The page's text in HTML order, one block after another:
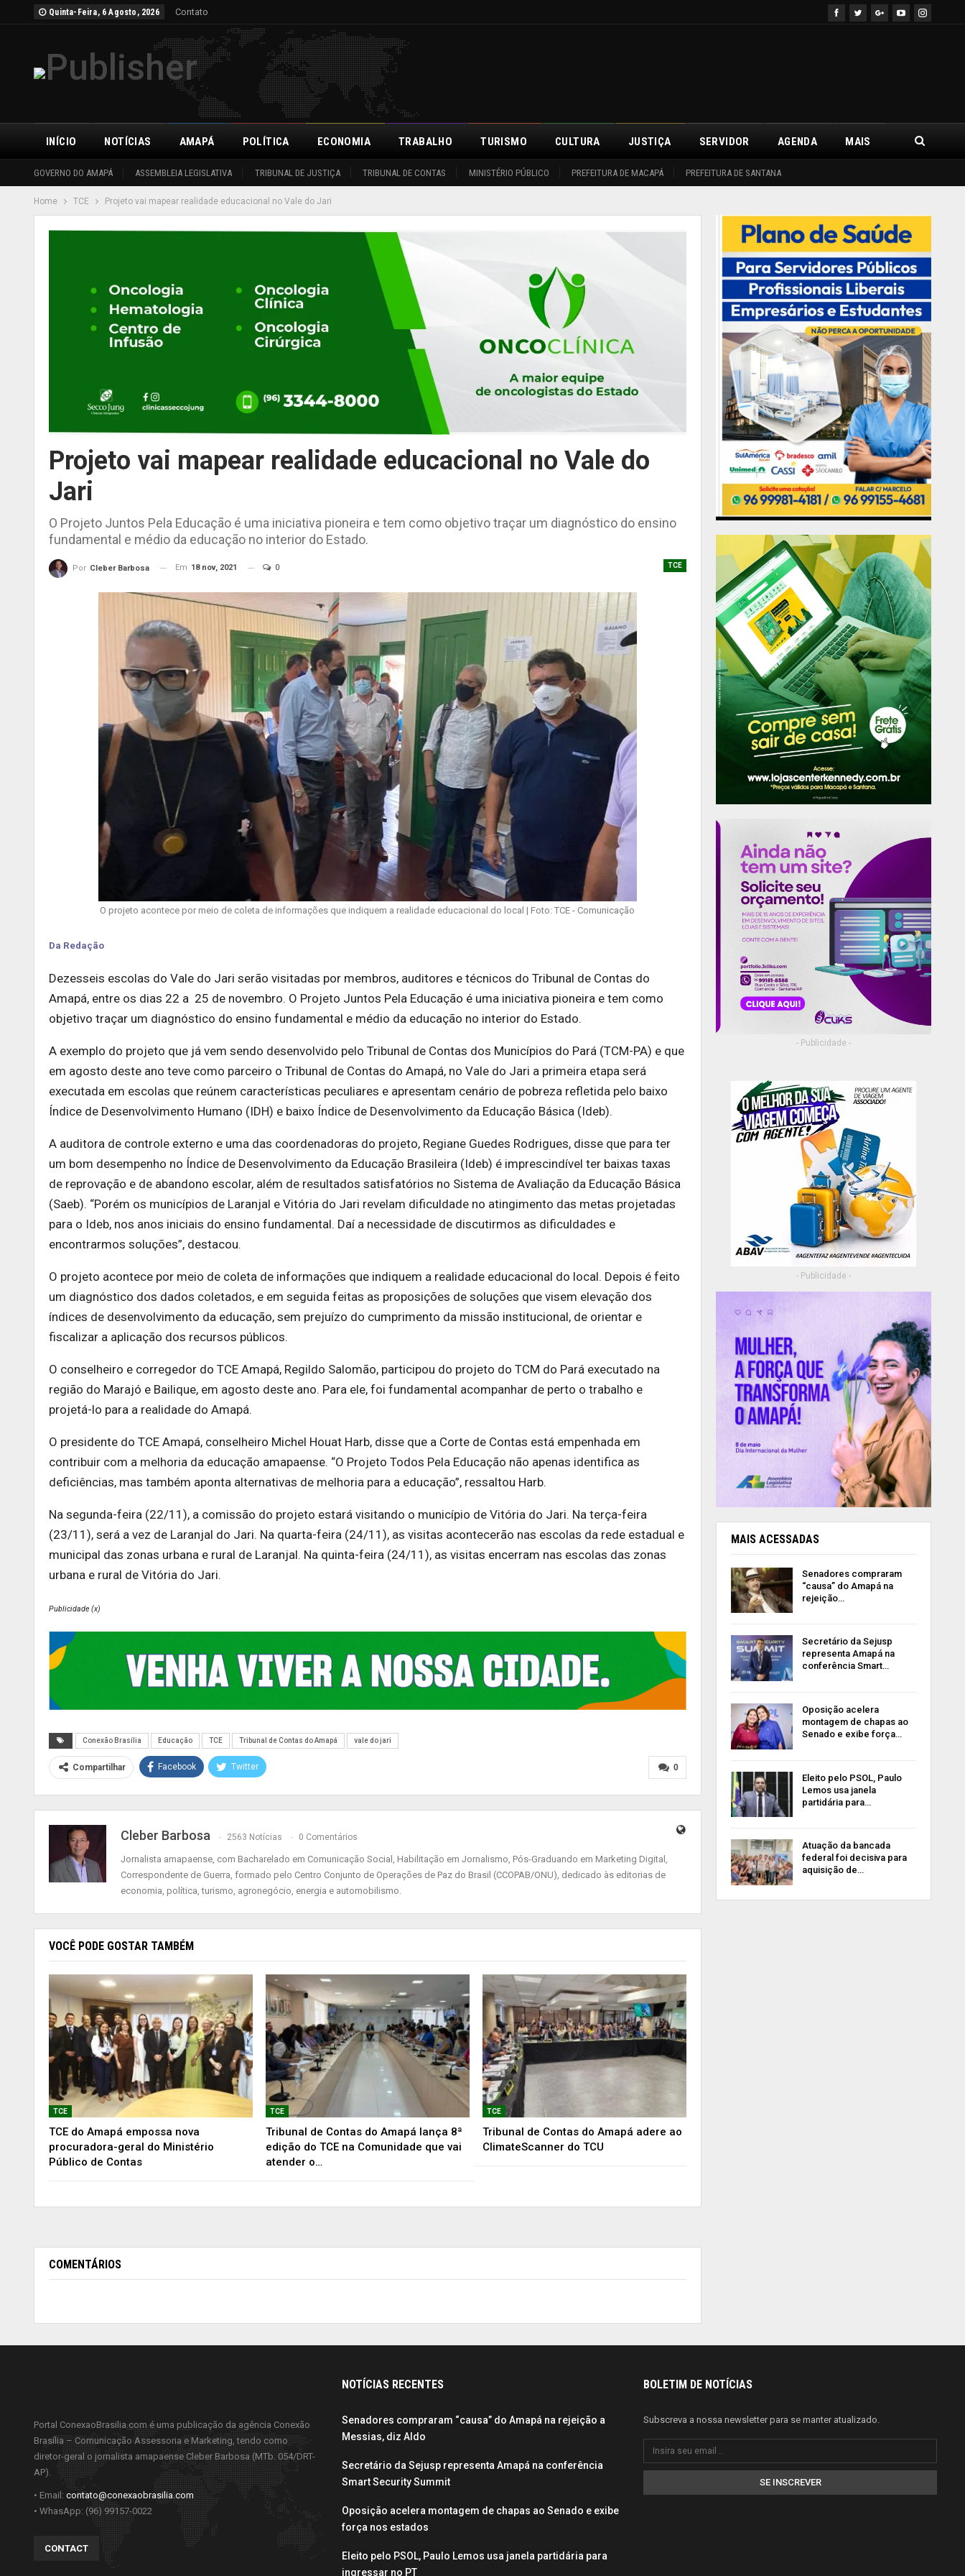
Quinta-Feira, 6 Agosto, 2026 Contato
INÍCIO
GOVERNO DO AMAPÁ ASSEMBLEIA LEGISLATIVA TRIBUNAL DE JUSTIÇA TRIBUNAL DE CONTAS MINISTÉRIO PÚBLICO PREFEITURA DE MACAPÁ PREFEITURA DE SANTANA
NOTÍCIAS AMAPÁ POLÍTICA ECONOMIA TRABALHO TURISMO CULTURA JUSTIÇA SERVIDOR AGENDA MAIS
Home TCE Projeto vai mapear realidade educacional no Vale do Jari
Projeto vai mapear realidade educacional no Vale do
Jari
O Projeto Juntos Pela Educação é uma iniciativa pioneira e tem como objetivo traçar um diagnóstico do ensino
fundamental e médio da educação no interior do Estado.
TCE
Por Cleber Barbosa Em 18 nov, 2021 0
O projeto acontece por meio de coleta de informações que indiquem a realidade educacional do local | Foto: TCE - Comunicação
Da Redação
Dezesseis escolas do Vale do Jari serão visitadas por membros, auditores e técnicos do Tribunal de Contas do
Amapá, entre os dias 22 a 25 de novembro. O Projeto Juntos Pela Educação é uma iniciativa pioneira e tem como
objetivo traçar um diagnóstico do ensino fundamental e médio da educação no interior do Estado.
A exemplo do projeto que já vem sendo desenvolvido pelo Tribunal de Contas dos Municípios do Pará (TCM-PA) e que
em agosto deste ano teve como parceiro o Tribunal de Contas do Amapá, no Vale do Jari a primeira etapa será
executada em escolas que reúnem características peculiares e apresentam cenário de pobreza refletida pelo baixo
Índice de Desenvolvimento Humano (IDH) e baixo Índice de Desenvolvimento da Educação Básica (Ideb).
A auditora de controle externo e uma das coordenadoras do projeto, Regiane Guedes Rodrigues, disse que para ter
um bom desempenho no Índice de Desenvolvimento da Educação Brasileira (Ideb) é imprescindível ter baixas taxas
de reprovação e de abandono escolar, além de resultados satisfatórios no Sistema de Avaliação da Educação Básica
(Saeb). “Porém os municípios de Laranjal e Vitória do Jari revelam dificuldade no atingimento das metas projetadas
para o Ideb, nos anos iniciais do ensino fundamental. Daí a necessidade de discutirmos as dificuldades e
encontrarmos soluções”, destacou.
O projeto acontece por meio de coleta de informações que indiquem a realidade educacional do local. Depois é feito
um diagnóstico dos dados coletados, e em seguida feitas as proposições de soluções que visem elevação dos
índices de desenvolvimento da educação, sem prejuízo do cumprimento da missão institucional, de orientar e
fiscalizar a aplicação dos recursos públicos.
O conselheiro e corregedor do TCE Amapá, Regildo Salomão, participou do projeto do TCM do Pará executado na
região do Marajó e Bailique, em agosto deste ano. Para ele, foi fundamental acompanhar de perto o trabalho e
projetá-lo para a realidade do Amapá.
O presidente do TCE Amapá, conselheiro Michel Houat Harb, disse que a Corte de Contas está empenhada em
contribuir com a melhoria da educação amapaense. “O Projeto Todos Pela Educação não apenas identifica as
deficiências, mas também aponta alternativas de melhoria para a educação”, ressaltou Harb.
Na segunda-feira (22/11), a comissão do projeto estará visitando o município de Vitória do Jari. Na terça-feira
(23/11), será a vez de Laranjal do Jari. Na quarta-feira (24/11), as visitas acontecerão nas escolas da rede estadual e
municipal das zonas urbana e rural de Laranjal. Na quinta-feira (24/11), as visitas encerram nas escolas das zonas
urbana e rural de Vitória do Jari.
Publicidade (x)
Conexão Brasília Educação TCE Tribunal de Contas do Amapá vale do jari
0
Compartilhar Facebook Twitter
Cleber Barbosa 2563 Notícias 0 Comentários
Jornalista amapaense, com Bacharelado em Comunicação Social, Habilitação em Jornalismo, Pós-Graduando em Marketing Digital,
Correspondente de Guerra, formado pelo Centro Conjunto de Operações de Paz do Brasil (CCOPAB/ONU), dedicado às editorias de
economia, política, turismo, agronegócio, energia e automobilismo.
VOCÊ PODE GOSTAR TAMBÉM
TCE
TCE do Amapá empossa nova
procuradora-geral do Ministério
Público de Contas
TCE
Tribunal de Contas do Amapá lança 8ª
edição do TCE na Comunidade que vai
atender o…
TCE
Tribunal de Contas do Amapá adere ao
ClimateScanner do TCU
COMENTÁRIOS
- Publicidade -
- Publicidade -
MAIS ACESSADAS
Senadores compraram
“causa” do Amapá na
rejeição…
Secretário da Sejusp
representa Amapá na
conferência Smart…
Oposição acelera
montagem de chapas ao
Senado e exibe força…
Eleito pelo PSOL, Paulo
Lemos usa janela
partidária para…
Atuação da bancada
federal foi decisiva para
aquisição de…
Portal ConexaoBrasilia.com é uma publicação da agência Conexão
Brasília – Comunicação Assessoria e Marketing, tendo como
diretor-geral o jornalista amapaense Cleber Barbosa (MTb. 054/DRT-
AP).
• Email: contato@conexaobrasilia.com
• WhasApp: (96) 99157-0022
CONTACT
NOTÍCIAS RECENTES
Senadores compraram “causa” do Amapá na rejeição a
Messias, diz Aldo
Secretário da Sejusp representa Amapá na conferência
Smart Security Summit
Oposição acelera montagem de chapas ao Senado e exibe
força nos estados
Eleito pelo PSOL, Paulo Lemos usa janela partidária para
ingressar no PT
BOLETIM DE NOTÍCIAS
Subscreva a nossa newsletter para se manter atualizado.
SE INSCREVER